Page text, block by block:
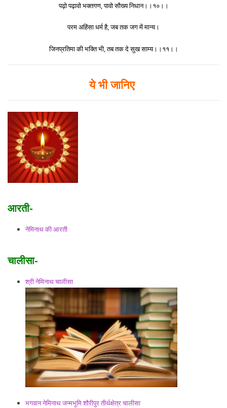
पढ़ो पढ़ावो भक्तगण, पावो सौख्य निधान।।१०।।
परम अहिंसा धर्म है, जब तक जग में मान्य।
जिनप्रतिमा की भक्ति भी, तब तक दे सुख साम्य।।११।।
ये भी जानिए
आरती-
नेमिनाथ की आरती
चालीसा-
श्री नेमिनाथ चालीसा
भगवान नेमिनाथ जन्मभूमि शौरीपुर तीर्थक्षेत्र चालीसा